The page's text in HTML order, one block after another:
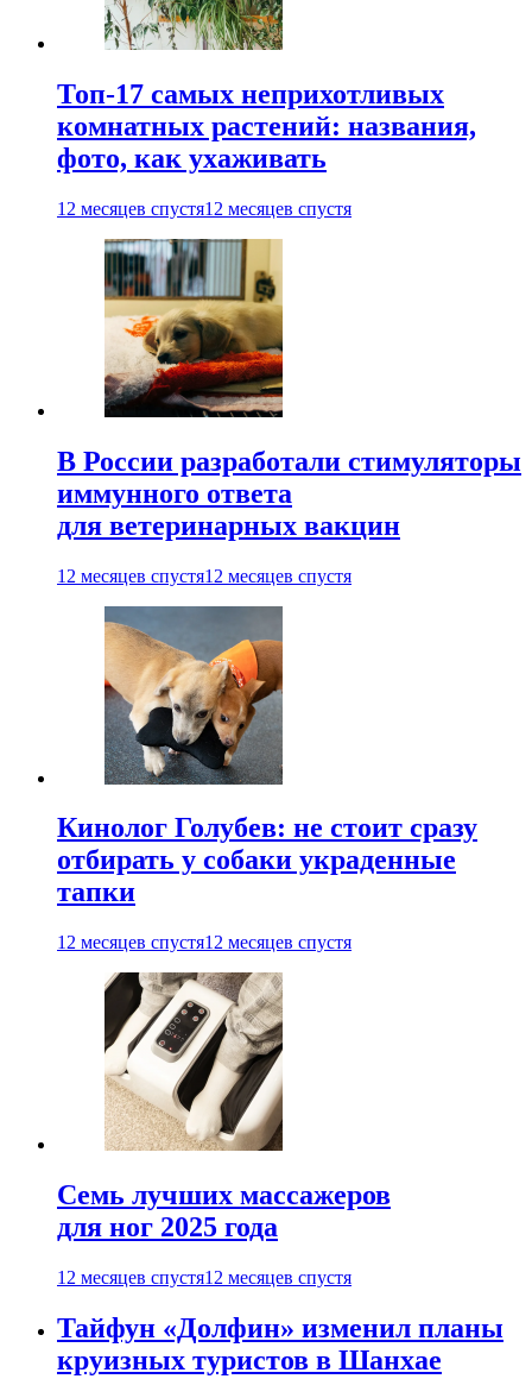
Топ-17 самых неприхотливых
комнатных растений: названия,
фото, как ухаживать
12 месяцев спустя12 месяцев спустя
В России разработали стимуляторы
иммунного ответа
для ветеринарных вакцин
12 месяцев спустя12 месяцев спустя
Кинолог Голубев: не стоит сразу
отбирать у собаки украденные
тапки
12 месяцев спустя12 месяцев спустя
Семь лучших массажеров
для ног 2025 года
12 месяцев спустя12 месяцев спустя
Тайфун «Долфин» изменил планы
круизных туристов в Шанхае